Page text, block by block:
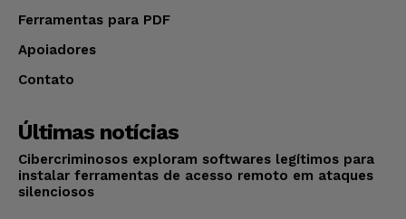
Ferramentas para PDF
Apoiadores
Contato
Últimas notícias
Cibercriminosos exploram softwares legítimos para
instalar ferramentas de acesso remoto em ataques
silenciosos